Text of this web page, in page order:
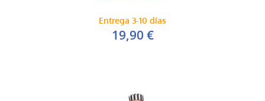
Entrega 3-10 días
19,90 €